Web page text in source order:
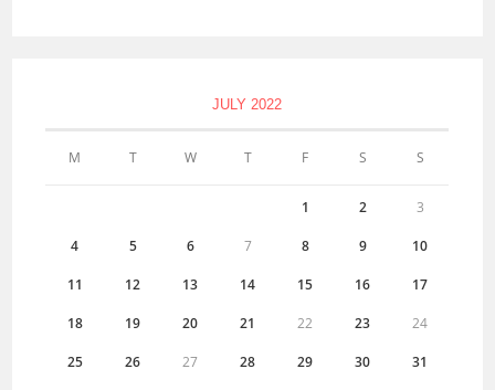
JULY 2022
M T W T F S S
1 2 3
4 5 6 7 8 9 10
11 12 13 14 15 16 17
18 19 20 21 22 23 24
25 26 27 28 29 30 31